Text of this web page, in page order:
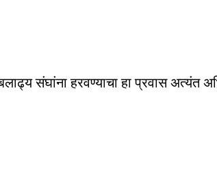
संघांना हरवण्याचा हा प्रवास अत्यंत